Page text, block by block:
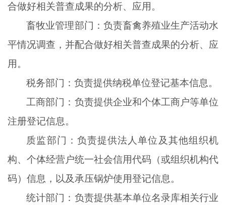
合做好相关普查成果的分析、应用。
畜牧业管理部门：负责畜禽养殖业生产活动水
平情况调查，并配合做好相关普查成果的分析、应
用。
税务部门：负责提供纳税单位登记基本信息。
工商部门：负责提供企业和个体工商户等单位
注册登记信息。
质监部门：负责提供法人单位及其他组织机
构、个体经营户统一社会信用代码（或组织机构代
码）信息，以及承压锅炉使用登记信息。
统计部门：负责提供基本单位名录库相关行业